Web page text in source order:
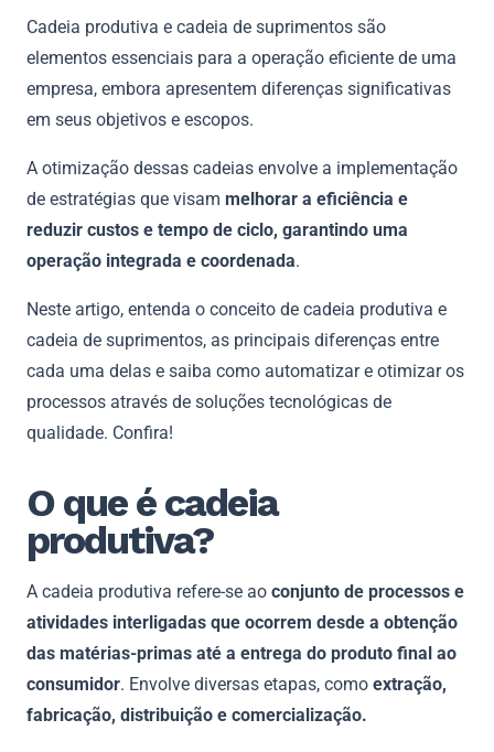
Cadeia produtiva e cadeia de suprimentos são
elementos essenciais para a operação eficiente de uma
empresa, embora apresentem diferenças significativas
em seus objetivos e escopos.
A otimização dessas cadeias envolve a implementação
de estratégias que visam melhorar a eficiência e
reduzir custos e tempo de ciclo, garantindo uma
operação integrada e coordenada.
Neste artigo, entenda o conceito de cadeia produtiva e
cadeia de suprimentos, as principais diferenças entre
cada uma delas e saiba como automatizar e otimizar os
processos através de soluções tecnológicas de
qualidade. Confira!
O que é cadeia
produtiva?
A cadeia produtiva refere-se ao conjunto de processos e
atividades interligadas que ocorrem desde a obtenção
das matérias-primas até a entrega do produto final ao
consumidor. Envolve diversas etapas, como extração,
fabricação, distribuição e comercialização.